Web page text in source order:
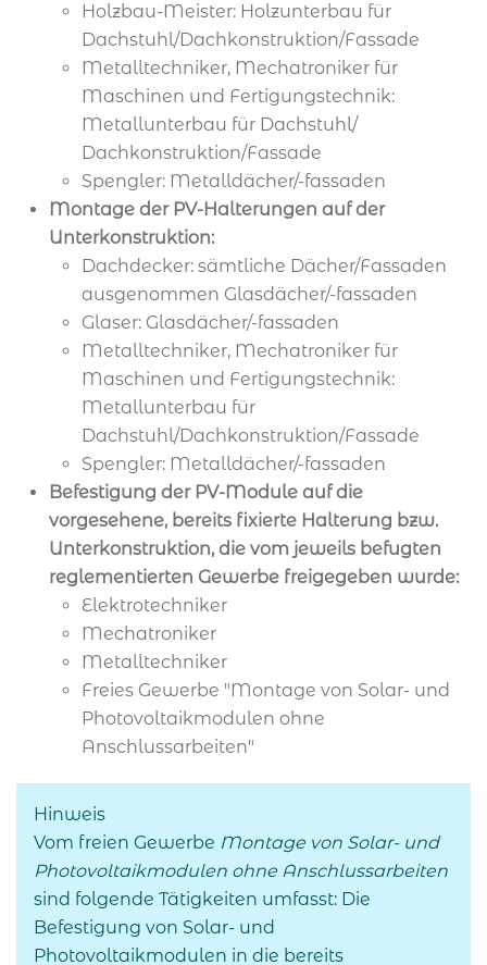
Holzbau-Meister: Holzunterbau für
Dachstuhl/Dachkonstruktion/Fassade
Metalltechniker, Mechatroniker für
Maschinen und Fertigungstechnik:
Metallunterbau für Dachstuhl/
Dachkonstruktion/Fassade
Spengler: Metalldächer/-fassaden
Montage der PV-Halterungen auf der
Unterkonstruktion:
Dachdecker: sämtliche Dächer/Fassaden
ausgenommen Glasdächer/-fassaden
Glaser: Glasdächer/-fassaden
Metalltechniker, Mechatroniker für
Maschinen und Fertigungstechnik:
Metallunterbau für
Dachstuhl/Dachkonstruktion/Fassade
Spengler: Metalldächer/-fassaden
Befestigung der PV-Module auf die
vorgesehene, bereits fixierte Halterung bzw.
Unterkonstruktion, die vom jeweils befugten
reglementierten Gewerbe freigegeben wurde:
Elektrotechniker
Mechatroniker
Metalltechniker
Freies Gewerbe "Montage von Solar- und
Photovoltaikmodulen ohne
Anschlussarbeiten"
Hinweis
Vom freien Gewerbe Montage von Solar- und
Photovoltaikmodulen ohne Anschlussarbeiten
sind folgende Tätigkeiten umfasst: Die
Befestigung von Solar- und
Photovoltaikmodulen in die bereits